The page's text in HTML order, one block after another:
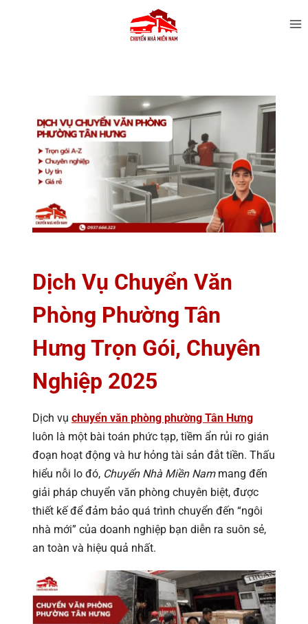
Dịch Vụ Chuyển Văn
Phòng Phường Tân
Hưng Trọn Gói, Chuyên
Nghiệp 2025
Dịch vụ chuyển văn phòng phường Tân Hưng
luôn là một bài toán phức tạp, tiềm ẩn rủi ro gián
đoạn hoạt động và hư hỏng tài sản đắt tiền. Thấu
hiểu nỗi lo đó, Chuyển Nhà Miền Nammang đến
giải pháp chuyển văn phòng chuyên biệt, được
thiết kế để đảm bảo quá trình chuyển đến “ngôi
nhà mới” của doanh nghiệp bạn diễn ra suôn sẻ,
an toàn và hiệu quả nhất.